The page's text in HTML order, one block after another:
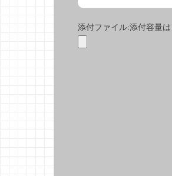
添付ファイル:添付容量